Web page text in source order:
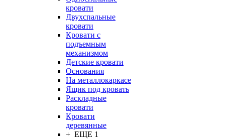
кровати
Двухспальные
кровати
Кровати с
подъемным
механизмом
Детские кровати
Основания
На металлокаркасе
Ящик под кровать
Раскладные
кровати
Кровати
деревянные
+ ЕЩЕ 1